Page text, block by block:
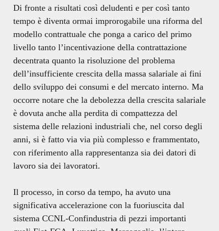
Di fronte a risultati così deludenti e per così tanto
tempo è diventa ormai improrogabile una riforma del
modello contrattuale che ponga a carico del primo
livello tanto l’incentivazione della contrattazione
decentrata quanto la risoluzione del problema
dell’insufficiente crescita della massa salariale ai fini
dello sviluppo dei consumi e del mercato interno. Ma
occorre notare che la debolezza della crescita salariale
è dovuta anche alla perdita di compattezza del
sistema delle relazioni industriali che, nel corso degli
anni, si è fatto via via più complesso e frammentato,
con riferimento alla rappresentanza sia dei datori di
lavoro sia dei lavoratori.
Il processo, in corso da tempo, ha avuto una
significativa accelerazione con la fuoriuscita dal
sistema CCNL-Confindustria di pezzi importanti